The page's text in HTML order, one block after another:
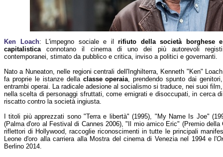
Ken Loach: L'impegno sociale e il rifiuto della società borghese e
capitalisticaconnotano il cinema di uno dei più autorevoli registi
contemporanei, stimato da pubblico e critica, inviso a politici e governanti.
Nato a Nuneaton, nelle regioni centrali dell'Inghilterra, Kenneth "Ken" Loach
fa proprie le istanze della classe operaia, prendendo spunto dai genitori,
entrambi operai. La radicale adesione al socialismo si traduce, nei suoi film,
nella scelta di personaggi sfruttati, come emigrati e disoccupati, in cerca di
riscatto contro la società ingiusta.
I titoli più apprezzati sono "Terra e libertà" (1995), "My Name Is Joe"
(Palma d'oro al Festival di Cannes 2006), "Il mio amico Eric" (Premio della
riflettori di Hollywood, raccoglie riconoscimenti in tutte le principali
Leone d'oro alla carriera alla Mostra del cinema di Venezia nel 1994 e l'
Berlino 2014.